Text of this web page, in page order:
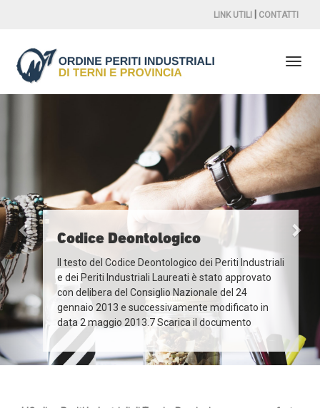
LINK UTILI CONTATTI
Codice Deontologico
Il testo del Codice Deontologico dei Periti Industriali
e dei Periti Industriali Laureati è stato approvato
con delibera del Consiglio Nazionale del 24
gennaio 2013 e successivamente modificato in
data 2 maggio 2013.7 Scarica il documento